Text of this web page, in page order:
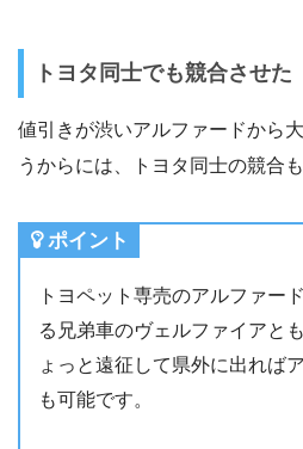
トヨタ同士でも競合させた
値引きが渋いアルファードから
うからには、トヨタ同士の競合も
ポイント
トヨペット専売のアルファー
る兄弟車のヴェルファイアと
ょっと遠征して県外に出れば
も可能です。